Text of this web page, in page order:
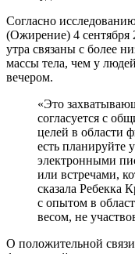
Согласно
(Ожирение) 4 сентября
утра связаны с более
массы тела, чем у
вечером.
«Это
согласуется с
целей в области
есть планируйте
электронными
или встречами,
сказала Ребекка
с опытом в
весом, не
О положительной